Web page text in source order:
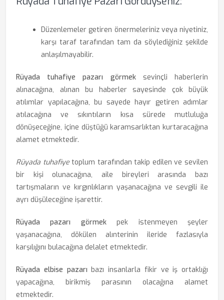
Düzenlemeler getiren önermeleriniz veya niyetiniz,
karşı taraf tarafından tam da söylediğiniz şekilde
anlaşılmayabilir.
Rüyada tuhafiye pazarı görmeksevinçli haberlerin
alınacağına, alınan bu haberler sayesinde çok büyük
atılımlar yapılacağına, bu sayede hayır getiren adımlar
atılacağına ve sıkıntıların kısa sürede mutluluğa
dönüşeceğine, içine düştüğü karamsarlıktan kurtaracağına
alamet etmektedir.
Rüyada tuhafiyetoplum tarafından takip edilen ve sevilen
bir kişi olunacağına, aile bireyleri arasında bazı
tartışmaların ve kırgınlıkların yaşanacağına ve sevgili ile
ayrı düşüleceğine işarettir.
Rüyada pazarı görmekpek istenmeyen şeyler
yaşanacağına, dökülen alınterinin ileride fazlasıyla
karşılığını bulacağına delalet etmektedir.
Rüyada elbise pazarı bazı insanlarla fikir ve iş ortaklığı
yapacağına, birikmiş parasının olacağına alamet
etmektedir.